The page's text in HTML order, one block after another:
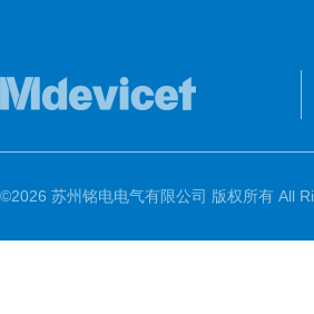
©2026 苏州铭电电气有限公司 版权所有 All